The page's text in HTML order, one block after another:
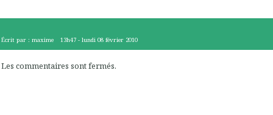
Écrit par : maxime 13h47 -lundi 08 février 2010
Les commentaires sont fermés.